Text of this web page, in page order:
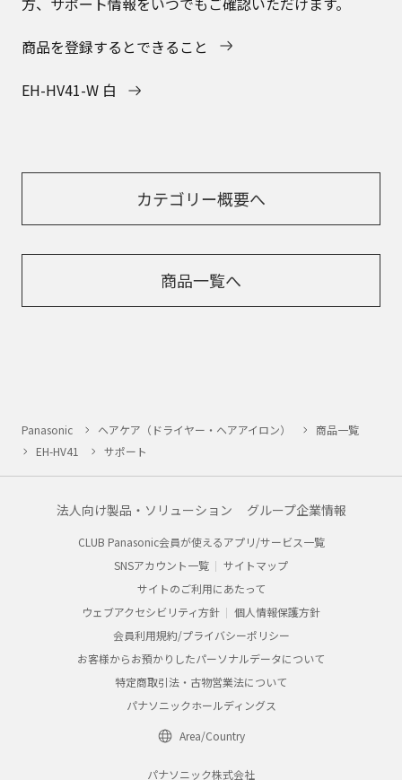
商品を登録するとできること
EH-HV41-W 白
カテゴリー概要へ
商品一覧へ
Panasonic ヘアケア（ドライヤー・ヘアアイロン）
商品一覧
EH-HV41
サポート
法人向け製品・ソリューション グループ企業情報
CLUB Panasonic会員が使えるアプリ/サービス一覧
SNSアカウント一覧
サイトマップ
サイトのご利用にあたって
ウェブアクセシビリティ方針
個人情報保護方針
会員利用規約/プライバシーポリシー
お客様からお預かりしたパーソナルデータについて
特定商取引法・古物営業法について
パナソニックホールディングス
Area/Country
パナソニック株式会社